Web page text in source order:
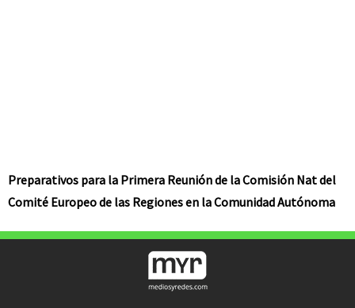
Preparativos para la Primera Reunión de la Comisión Nat del
Comité Europeo de las Regiones en la Comunidad Autónoma